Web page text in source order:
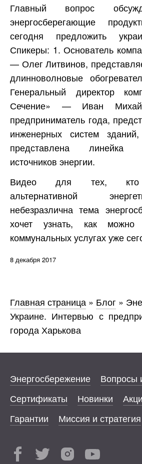
Главный вопрос
энергосберегающие
сегодня предложить
Спикеры: 1. Основатель
— Олег Литвинов,
длинноволновые
Генеральный директор
Сечение» — Иван
предприниматель года,
инженерных систем
представлена линейка
источников энергии.
Видео для тех, кто
альтернативной
небезразлична тема
хочет узнать, как можно
коммунальных услугах уже
8 декабря 2017
Главная страница » Блог »
Украине. Интервью с
города Харькова
Энергосбережение
Вопросы
Сертификаты
Новинки
Гарантии
Миссия и стратегия